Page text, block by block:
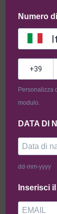
Numero
Personalizza
modulo.
DATA DI
dd-mm-yyyy
Inserisci
Box
52,80€